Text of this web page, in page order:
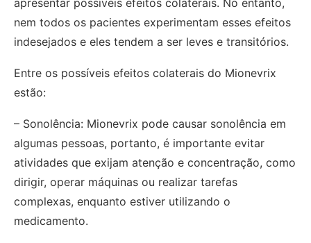
apresentar possíveis efeitos colaterais. No entanto,
nem todos os pacientes experimentam esses efeitos
indesejados e eles tendem a ser leves e transitórios.
Entre os possíveis efeitos colaterais do Mionevrix
estão:
– Sonolência: Mionevrix pode causar sonolência em
algumas pessoas, portanto, é importante evitar
atividades que exijam atenção e concentração, como
dirigir, operar máquinas ou realizar tarefas
complexas, enquanto estiver utilizando o
medicamento.